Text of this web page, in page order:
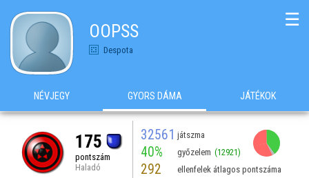
OOPSS
Despota
☰
NÉVJEGY GYORS DÁMA JÁTÉKOK
175
pontszám
Haladó
32561 játszma
40% győzelem (12921)
292 ellenfelek átlagos pontszáma